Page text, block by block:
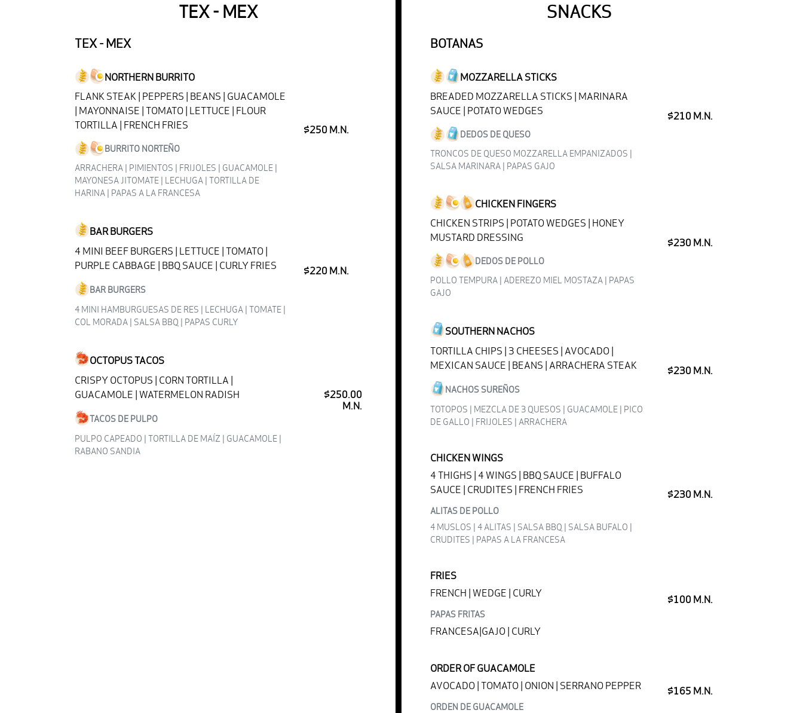
TEX - MEX
TEX - MEX
NORTHERN BURRITO
FLANK STEAK | PEPPERS | BEANS | GUACAMOLE
| MAYONNAISE | TOMATO | LETTUCE | FLOUR
TORTILLA | FRENCH FRIES
BURRITO NORTEÑO
ARRACHERA | PIMIENTOS | FRIJOLES | GUACAMOLE |
MAYONESA JITOMATE | LECHUGA | TORTILLA DE
HARINA | PAPAS A LA FRANCESA
$250 M.N.
BAR BURGERS
4 MINI BEEF BURGERS | LETTUCE | TOMATO |
PURPLE CABBAGE | BBQ SAUCE | CURLY FRIES
BAR BURGERS
4 MINI HAMBURGUESAS DE RES | LECHUGA | TOMATE |
COL MORADA | SALSA BBQ | PAPAS CURLY
$220 M.N.
OCTOPUS TACOS
CRISPY OCTOPUS | CORN TORTILLA |
GUACAMOLE | WATERMELON RADISH
TACOS DE PULPO
PULPO CAPEADO | TORTILLA DE MAÍZ | GUACAMOLE |
RABANO SANDIA
$250.00
M.N.
SNACKS
BOTANAS
MOZZARELLA STICKS
BREADED MOZZARELLA STICKS | MARINARA
SAUCE | POTATO WEDGES
DEDOS DE QUESO
TRONCOS DE QUESO MOZZARELLA EMPANIZADOS |
SALSA MARINARA | PAPAS GAJO
$210 M.N.
CHICKEN FINGERS
CHICKEN STRIPS | POTATO WEDGES | HONEY
MUSTARD DRESSING
DEDOS DE POLLO
POLLO TEMPURA | ADEREZO MIEL MOSTAZA | PAPAS
GAJO
$230 M.N.
SOUTHERN NACHOS
TORTILLA CHIPS | 3 CHEESES | AVOCADO |
MEXICAN SAUCE | BEANS | ARRACHERA STEAK
NACHOS SUREÑOS
TOTOPOS | MEZCLA DE 3 QUESOS | GUACAMOLE | PICO
DE GALLO | FRIJOLES | ARRACHERA
$230 M.N.
CHICKEN WINGS
4 THIGHS | 4 WINGS | BBQ SAUCE | BUFFALO
SAUCE | CRUDITES | FRENCH FRIES
ALITAS DE POLLO
4 MUSLOS | 4 ALITAS | SALSA BBQ | SALSA BUFALO |
CRUDITES | PAPAS A LA FRANCESA
$230 M.N.
FRIES
FRENCH | WEDGE | CURLY
PAPAS FRITAS
FRANCESA|GAJO | CURLY
$100 M.N.
ORDER OF GUACAMOLE
AVOCADO | TOMATO | ONION | SERRANO PEPPER
ORDEN DE GUACAMOLE
$165 M.N.